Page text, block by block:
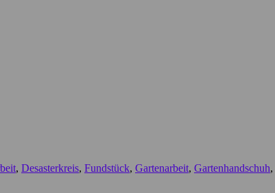
, Desasterkreis, Fundstück, Gartenarbeit, Gartenhandschuh,